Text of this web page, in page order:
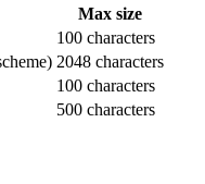
Max size
100 characters
2048 characters
100 characters
500 characters